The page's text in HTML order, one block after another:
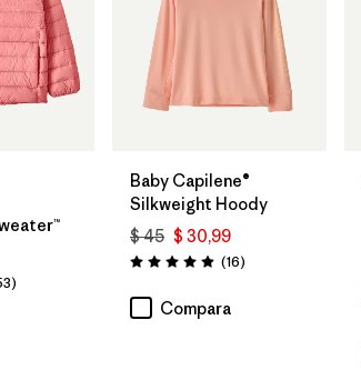
Comentarios
)
Baby Capilene®
Silkweight Hoody
$ 45 $ 30,99
Valoración: 4.9 / 5
(16Comentarios
)
Compara